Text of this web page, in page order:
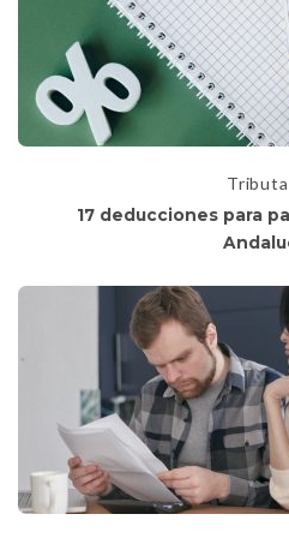
17 deducciones para